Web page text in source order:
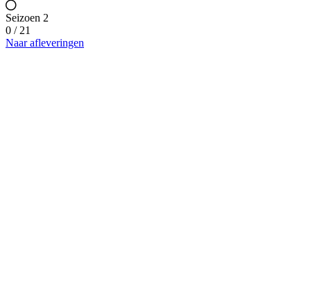
Seizoen 2
0 / 21
Naar afleveringen